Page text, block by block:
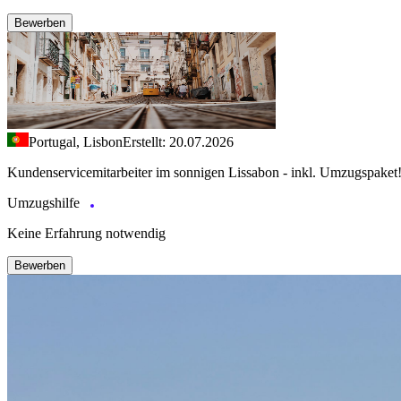
Bewerben
Portugal, LisbonErstellt: 20.07.2026
Kundenservicemitarbeiter im sonnigen Lissabon - inkl. Umzugspaket!
Umzugshilfe
Keine Erfahrung notwendig
Bewerben